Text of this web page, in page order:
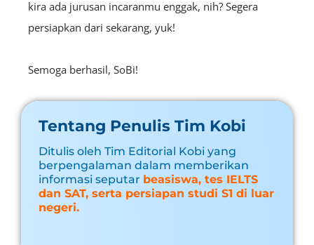
kira ada jurusan incaranmu enggak, nih? Segera
persiapkan dari sekarang, yuk!
Semoga berhasil, SoBi!
Tentang Penulis Tim Kobi
Ditulis oleh Tim Editorial Kobi yang
berpengalaman dalam memberikan
informasi seputar beasiswa, tes IELTS
dan SAT, serta persiapan studi S1 di luar
negeri.